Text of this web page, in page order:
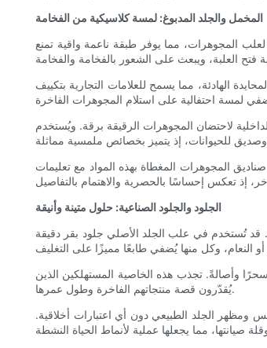
المخمل والجلد المدبوغ: لمسة كلاسيكية من الفخامة
لعلب المجوهرات، مما يوفر طبقة ناعمة واقية تمنع
الهادئة، مما يسمح للعلامات التجارية بتكييف
لاحتضان المجوهرات الرقيقة برقة. ويُستخدم
المجوهرات المغطاة بهذه المواد مع تعليمات
الجلود والجلود الصناعية: حلول متينة وأنيقة
قد تُستخدم في علب الجلد الأصلي جلود بقر دقيقة
وأصالةً. تجذب هذه الخاصية المستهلكين الذين
يُقدّرون قصة منتجاتهم الفاخرة وطول عمرها.
ومظهر الجلد الطبيعي دون أي اعتبارات أخلاقية.